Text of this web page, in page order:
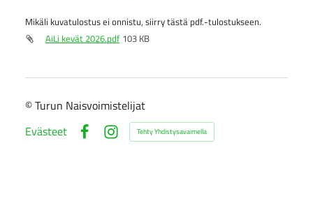
Mikäli kuvatulostus ei onnistu, siirry tästä pdf.-tulostukseen.
AiLi kevät 2026.pdf 103 KB
©Turun Naisvoimistelijat
Evästeet
FacebookInstagram
Tehty Yhdistysavaimella